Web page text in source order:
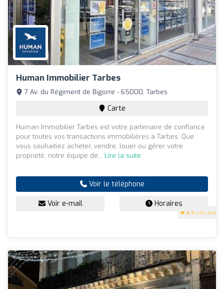
Human Immobilier Tarbes
4.9 (183 avis)
7 Av. du Régiment de Bigorre - 65000, Tarbes
Carte
Human Immobilier Tarbes est votre partenaire de confiance
pour toutes vos transactions immobilières à Tarbes. Que
vous souhaitiez acheter, vendre, louer ou gérer votre
propriété, notre équipe de... Lire la suite
Voir le téléphone
Voir e-mail Horaires